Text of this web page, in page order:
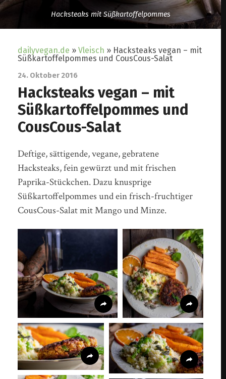
Hacksteaks mit Süßkartoffelpommes
dailyvegan.de »Vleisch » Hacksteaks vegan – mit
Süßkartoffelpommes und CousCous-Salat
24. Oktober 2016
Hacksteaks vegan – mit
Süßkartoffelpommes und
CousCous-Salat
Deftige, sättigende, vegane, gebratene
Hacksteaks, fein gewürzt und mit frischen
Paprika-Stückchen. Dazu knusprige
Süßkartoffelpommes und ein frisch-fruchtiger
CousCous-Salat mit Mango und Minze.